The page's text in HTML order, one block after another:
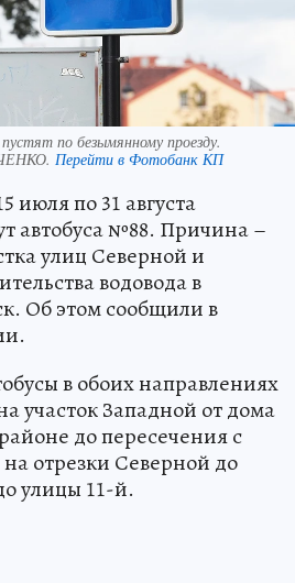
по безымянному проезду.
Перейти в Фотобанк КП
июля по 31 августа
автобуса №88. Причина –
улиц Северной и
водовода в
Об этом сообщили в
в обоих направлениях
участок Западной от дома
до пересечения с
отрезки Северной до
улицы 11-й.